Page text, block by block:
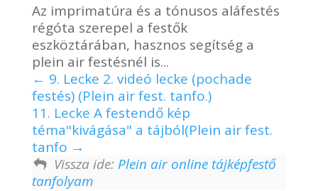
Az imprimatúra és a tónusos aláfestés
régóta szerepel a festők
eszköztárában, hasznos segítség a
plein air festésnél is...
9. Lecke 2. videó lecke (pochade
festés) (Plein air fest. tanfo.)
11. Lecke A festendő kép
téma"kivágása" a tájból(Plein air fest.
tanfo
Vissza ide: Plein air online tájképfestő
tanfolyam